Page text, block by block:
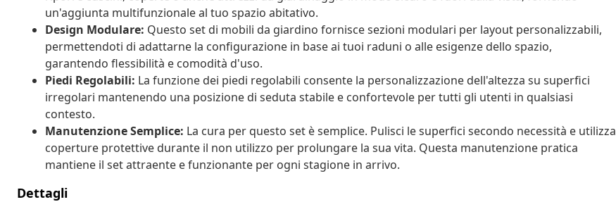
un'aggiunta multifunzionale al tuo spazio abitativo.
Design Modulare: Questo set di mobili da giardino fornisce sezioni modulari per layout personalizzabili,
permettendoti di adattarne la configurazione in base ai tuoi raduni o alle esigenze dello spazio,
garantendo flessibilità e comodità d'uso.
Piedi Regolabili: La funzione dei piedi regolabili consente la personalizzazione dell'altezza su superfici
irregolari mantenendo una posizione di seduta stabile e confortevole per tutti gli utenti in qualsiasi
contesto.
Manutenzione Semplice: La cura per questo set è semplice. Pulisci le superfici secondo necessità e utilizza
coperture protettive durante il non utilizzo per prolungare la sua vita. Questa manutenzione pratica
mantiene il set attraente e funzionante per ogni stagione in arrivo.
Dettagli